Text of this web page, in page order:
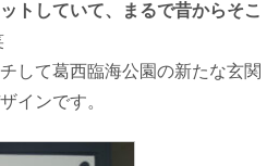
トしていて、まるで昔からそこ
して葛西臨海公園の新たな玄関
インです。